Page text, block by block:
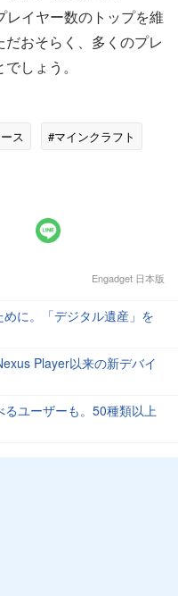
レイヤー数のトップを維
おそらく、多くのプレ
しょう。
ス
#マインクラフト
Engadget 日本版
に。「デジタル遺産」を
Player以来の新デバイ
ユーザーも。50種類以上